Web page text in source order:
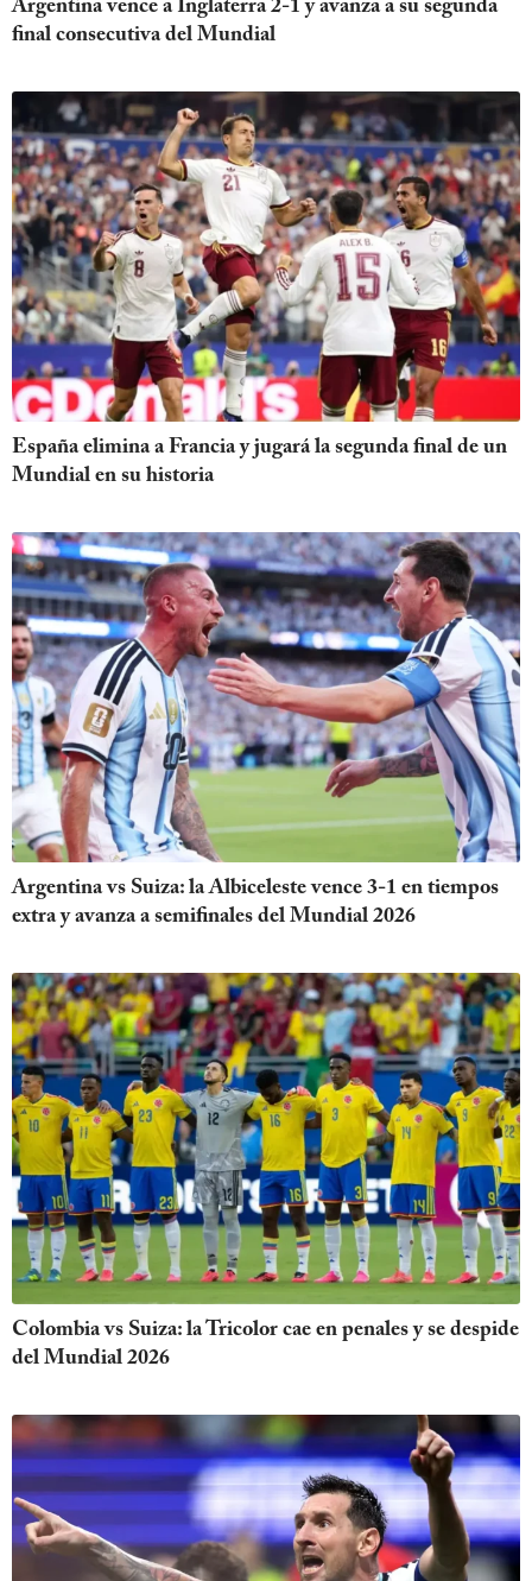
Argentina vence a Inglaterra 2-1 y avanza a su segunda
final consecutiva del Mundial
España elimina a Francia y jugará la segunda final de un
Mundial en su historia
Argentina vs Suiza: la Albiceleste vence 3-1 en tiempos
extra y avanza a semifinales del Mundial 2026
Colombia vs Suiza: la Tricolor cae en penales y se despide
del Mundial 2026